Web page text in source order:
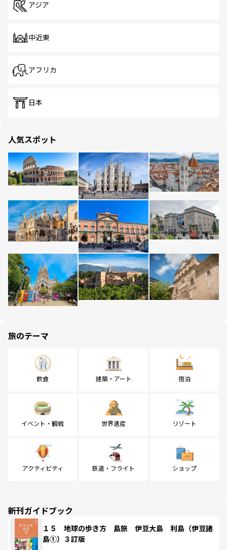
アジア
中近東
アフリカ
日本
人気スポット
旅のテーマ
飲食 建築・アート 宿泊
イベント・観戦 世界遺産 リゾート
アクティビティ 鉄道・フライト ショップ
新刊ガイドブック
１５ 地球の歩き方 島旅 伊豆大島 利島（伊豆諸
島①）３訂版